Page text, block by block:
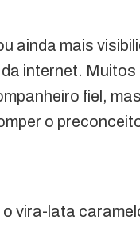
ainda mais
internet.
fiel,
o
vira-lata